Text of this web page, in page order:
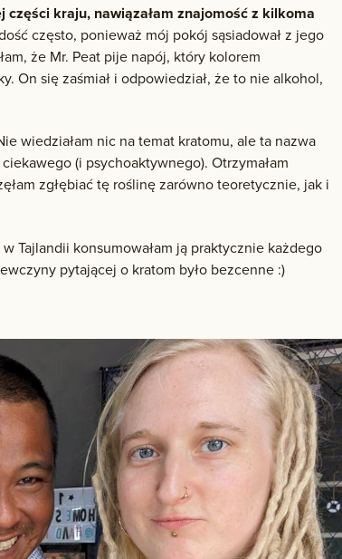
części kraju, nawiązałam znajomość z kilkoma
często, ponieważ mój pokój sąsiadował z jego
że Mr. Peat pije napój, który kolorem
On się zaśmiał i odpowiedział, że to nie alkohol,
wiedziałam nic na temat kratomu, ale ta nazwa
(i psychoaktywnego). Otrzymałam
zgłębiać tę roślinę zarówno teoretycznie, jak i
Tajlandii konsumowałam ją praktycznie każdego
pytającej o kratom było bezcenne :)